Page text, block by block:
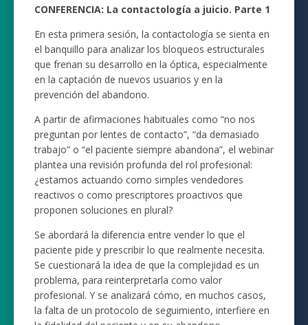
CONFERENCIA: La contactología a juicio. Parte 1
En esta primera sesión, la contactología se sienta en
el banquillo para analizar los bloqueos estructurales
que frenan su desarrollo en la óptica, especialmente
en la captación de nuevos usuarios y en la
prevención del abandono.
A partir de afirmaciones habituales como “no nos
preguntan por lentes de contacto”, “da demasiado
trabajo” o “el paciente siempre abandona”, el webinar
plantea una revisión profunda del rol profesional:
¿estamos actuando como simples vendedores
reactivos o como prescriptores proactivos que
proponen soluciones en plural?
Se abordará la diferencia entre vender lo que el
paciente pide y prescribir lo que realmente necesita.
Se cuestionará la idea de que la complejidad es un
problema, para reinterpretarla como valor
profesional. Y se analizará cómo, en muchos casos,
la falta de un protocolo de seguimiento, interfiere en